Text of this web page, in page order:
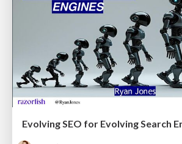
Evolving SEO for Evolving Search